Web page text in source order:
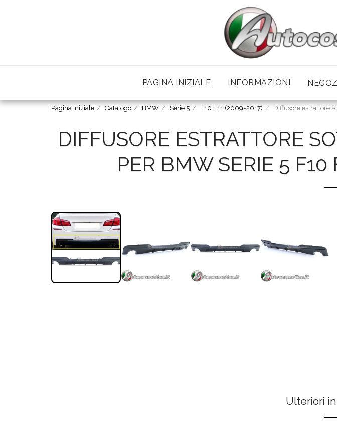
PAGINA INIZIALE INFORMAZIONI
Pagina iniziale Catalogo BMW Serie 5 F10 F11 (2009-2017) Diffusore estrattore
DIFFUSORE ESTRATTORE
PER BMW SERIE 5
Ulteriori